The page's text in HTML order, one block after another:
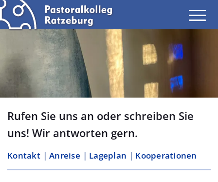
Rufen Sie uns an oder schreiben Sie
uns! Wir antworten gern.
Kontakt Anreise Lageplan Kooperationen